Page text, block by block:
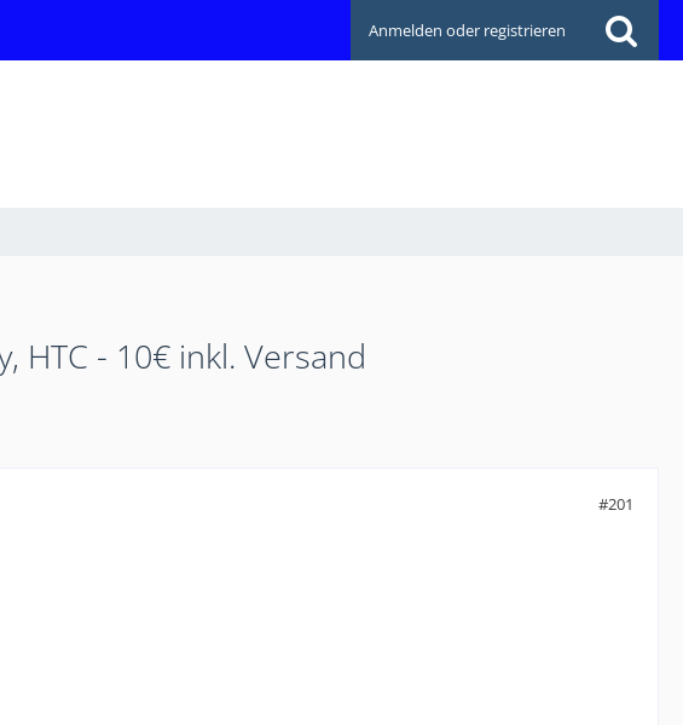
Anmelden oder registrieren
HTC - 10€ inkl. Versand
#201